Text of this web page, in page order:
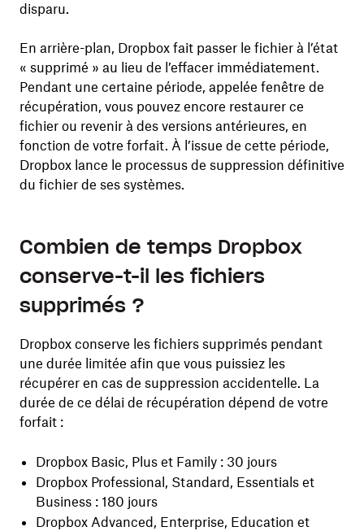
disparu.
En arrière-plan, Dropbox fait passer le fichier à l’état
« supprimé » au lieu de l’effacer immédiatement.
Pendant une certaine période, appelée fenêtre de
récupération, vous pouvez encore restaurer ce
fichier ou revenir à des versions antérieures, en
fonction de votre forfait. À l’issue de cette période,
Dropbox lance le processus de suppression définitive
du fichier de ses systèmes.
Combien de temps Dropbox
conserve-t-il les fichiers
supprimés ?
Dropbox conserve les fichiers supprimés pendant
une durée limitée afin que vous puissiez les
récupérer en cas de suppression accidentelle. La
durée de ce délai de récupération dépend de votre
forfait :
Dropbox Basic, Plus et Family : 30 jours
Dropbox Professional, Standard, Essentials et
Business : 180 jours
Dropbox Advanced, Enterprise, Education et